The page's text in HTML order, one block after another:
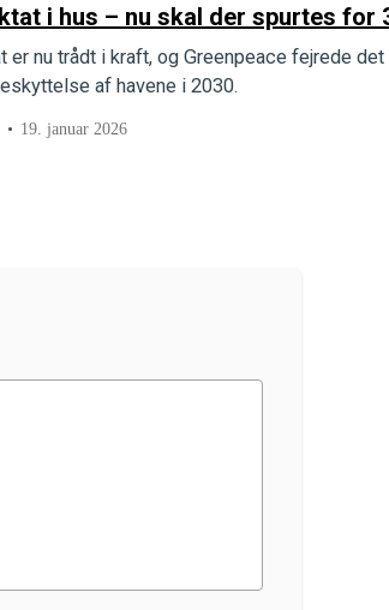
i hus – nu skal der spurtes for
er nu trådt i kraft, og Greenpeace fejrede
af havene i 2030.
19. januar 2026